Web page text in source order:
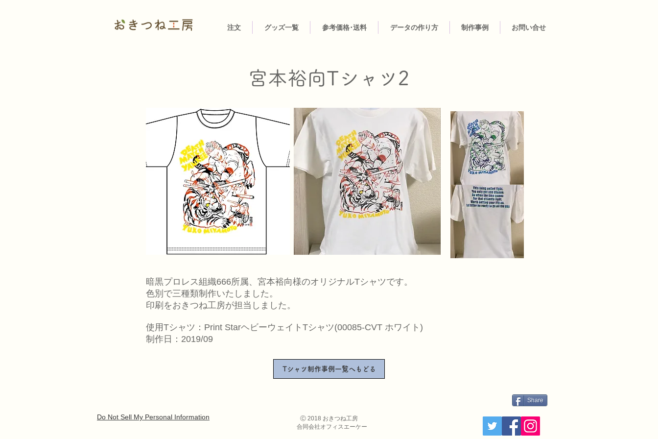
注文 グッズ一覧 参考価格･送料 データの作り方 制作事例 お問い合せ
宮本裕向Tシャツ2
暗黒プロレス組織666所属、宮本裕向様のオリジナルTシャツです。
色別で三種類制作いたしました。
印刷をおきつね工房が担当しました。
​使用Tシャツ：Print StarヘビーウェイトTシャツ(00085-CVT ホワイト)
制作日：2019/09
Tシャツ制作事例一覧へもどる
Do Not Sell My Personal Information
​Ⓒ 2018 おきつね工房
合同会社オフィスエーケー
Share